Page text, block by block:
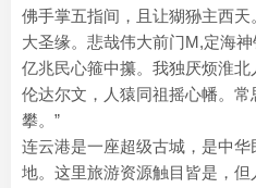
佛手掌五指间，且让猢狲主西
大圣缘。悲哉伟大前门M,定海
亿兆民心箍中攥。我独厌烦淮
伦达尔文，人猿同祖摇心幡。
攀。”
连云港是一座超级古城，是中
地。这里旅游资源触目皆是，